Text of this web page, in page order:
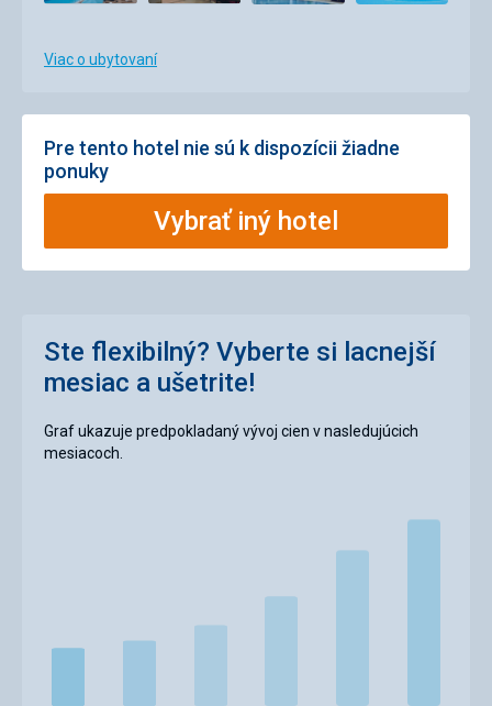
Viac o ubytovaní
Pre tento hotel nie sú k dispozícii žiadne
ponuky
Vybrať iný hotel
Ste flexibilný? Vyberte si lacnejší
mesiac a ušetrite!
Graf ukazuje predpokladaný vývoj cien v nasledujúcich
mesiacoch.